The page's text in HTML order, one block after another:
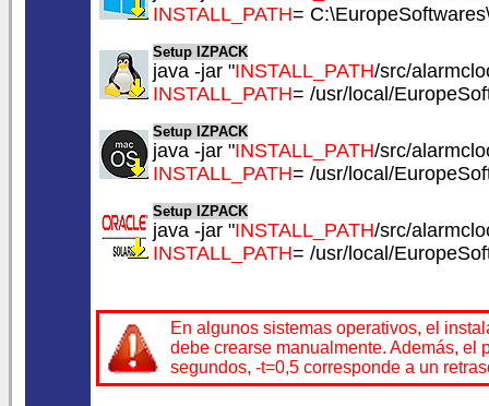
INSTALL_PATH=
Setup IZPACK
java -jar "INSTALL_PATH/src/
INSTALL_PATH= /usr/local/
Setup IZPACK
java -jar "INSTALL_PATH/src/
INSTALL_PATH= /usr/local/
Setup IZPACK
java -jar "INSTALL_PATH/src/
INSTALL_PATH= /usr/local/
En algunos sistemas operativos, el
debe crearse manualmente. Además, el
segundos, -t=0,5 corresponde a un